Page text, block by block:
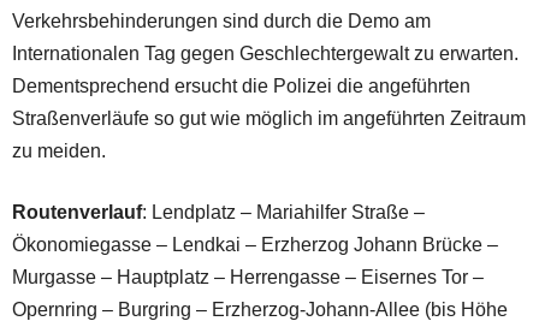
Verkehrsbehinderungen sind durch die Demo am
Internationalen Tag gegen Geschlechtergewalt zu erwarten.
Dementsprechend ersucht die Polizei die angeführten
Straßenverläufe so gut wie möglich im angeführten Zeitraum
zu meiden.
Routenverlauf: Lendplatz – Mariahilfer Straße –
Ökonomiegasse – Lendkai – Erzherzog Johann Brücke –
Murgasse – Hauptplatz – Herrengasse – Eisernes Tor –
Opernring – Burgring – Erzherzog-Johann-Allee (bis Höhe